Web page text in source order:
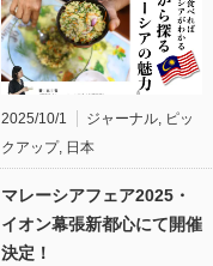
2025/10/1 ジャーナル, ピッ
クアップ, 日本
マレーシアフェア2025・
イオン幕張新都心にて開催
決定！